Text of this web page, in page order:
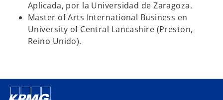
Aplicada, por la Universidad de Zaragoza.
Master of Arts International Business en
University of Central Lancashire (Preston,
Reino Unido).